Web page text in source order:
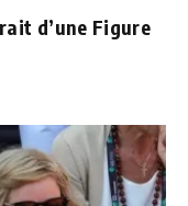
d’une Figure